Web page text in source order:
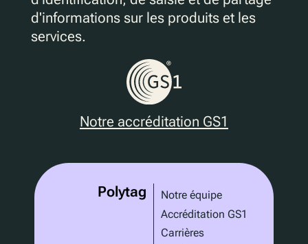
d'informations sur les produits et les
services.
Notre accréditation GS1
Polytag
Notre équipe
Accréditation GS1
Carrières